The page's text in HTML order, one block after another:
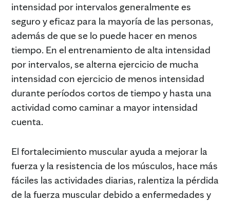
intensidad por intervalos generalmente es
seguro y eficaz para la mayoría de las personas,
además de que se lo puede hacer en menos
tiempo. En el entrenamiento de alta intensidad
por intervalos, se alterna ejercicio de mucha
intensidad con ejercicio de menos intensidad
durante períodos cortos de tiempo y hasta una
actividad como caminar a mayor intensidad
cuenta.
El fortalecimiento muscular ayuda a mejorar la
fuerza y la resistencia de los músculos, hace más
fáciles las actividades diarias, ralentiza la pérdida
de la fuerza muscular debido a enfermedades y